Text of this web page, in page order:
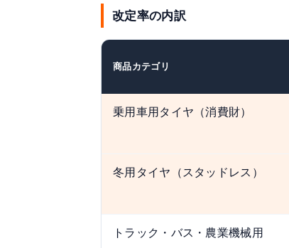
改定率の内訳
商品カテゴリ
乗用車用タイヤ（消費財）
冬用タイヤ（スタッドレス）
トラック・バス・農業機械用